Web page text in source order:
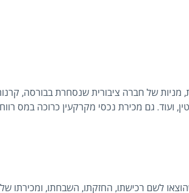
מניות של חברה ציבורית שנסחרת בבורסה,
ועוד. גם מכירת נכסי מקרקעין כרוכה במס רווח
לשם רכישתו, החזקתו, השבחתו, ומכירתו של